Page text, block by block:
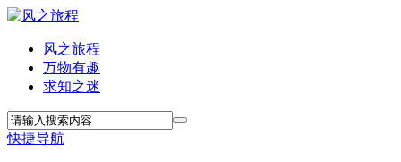
风之旅程
万物有趣
求知之迷
快捷导航